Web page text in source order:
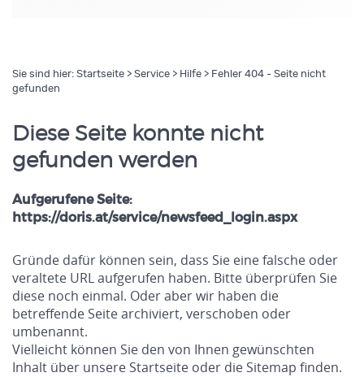
Sie sind hier: Startseite > Service > Hilfe > Fehler 404 - Seite nicht
gefunden
Diese Seite konnte nicht
gefunden werden
Aufgerufene Seite:
https://doris.at/service/newsfeed_login.aspx
Gründe dafür können sein, dass Sie eine falsche oder
veraltete URL aufgerufen haben. Bitte überprüfen Sie
diese noch einmal. Oder aber wir haben die
betreffende Seite archiviert, verschoben oder
umbenannt.
Vielleicht können Sie den von Ihnen gewünschten
Inhalt über unsere Startseite oder die Sitemap finden.